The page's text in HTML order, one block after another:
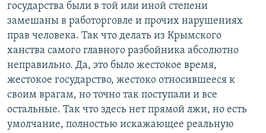
государства были в той или иной степени
замешаны в работорговле и прочих нарушениях
прав человека. Так что делать из Крымского
ханства самого главного разбойника абсолютно
неправильно. Да, это было жестокое время,
жестокое государство, жестоко относившееся к
своим врагам, но точно так поступали и все
остальные. Так что здесь нет прямой лжи, но есть
умолчание, полностью искажающее реальную